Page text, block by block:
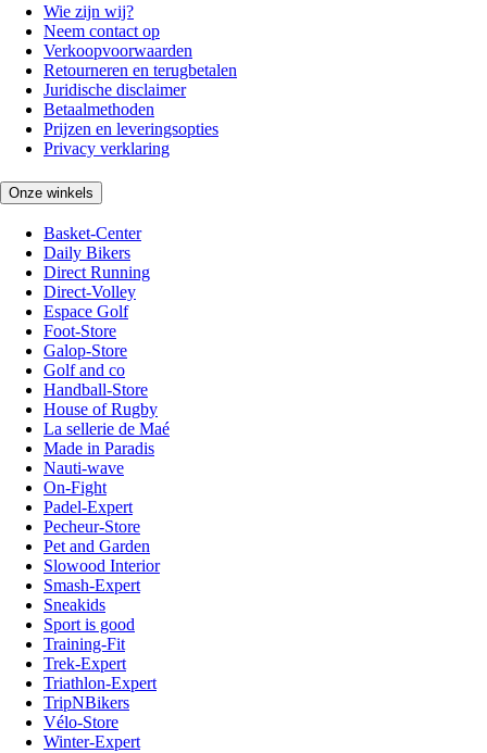
Wie zijn wij?
Neem contact op
Verkoopvoorwaarden
Retourneren en terugbetalen
Juridische disclaimer
Betaalmethoden
Prijzen en leveringsopties
Privacy verklaring
Onze winkels
Basket-Center
Daily Bikers
Direct Running
Direct-Volley
Espace Golf
Foot-Store
Galop-Store
Golf and co
Handball-Store
House of Rugby
La sellerie de Maé
Made in Paradis
Nauti-wave
On-Fight
Padel-Expert
Pecheur-Store
Pet and Garden
Slowood Interior
Smash-Expert
Sneakids
Sport is good
Training-Fit
Trek-Expert
Triathlon-Expert
TripNBikers
Vélo-Store
Winter-Expert